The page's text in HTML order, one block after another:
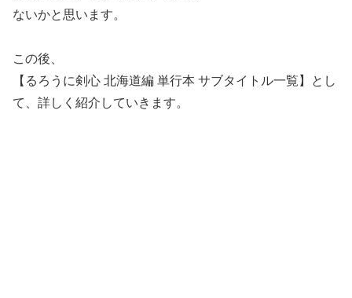
ないかと思います。
この後、
【るろうに剣心 北海道編 単行本 サブタイトル一覧】とし
て、詳しく紹介していきます。